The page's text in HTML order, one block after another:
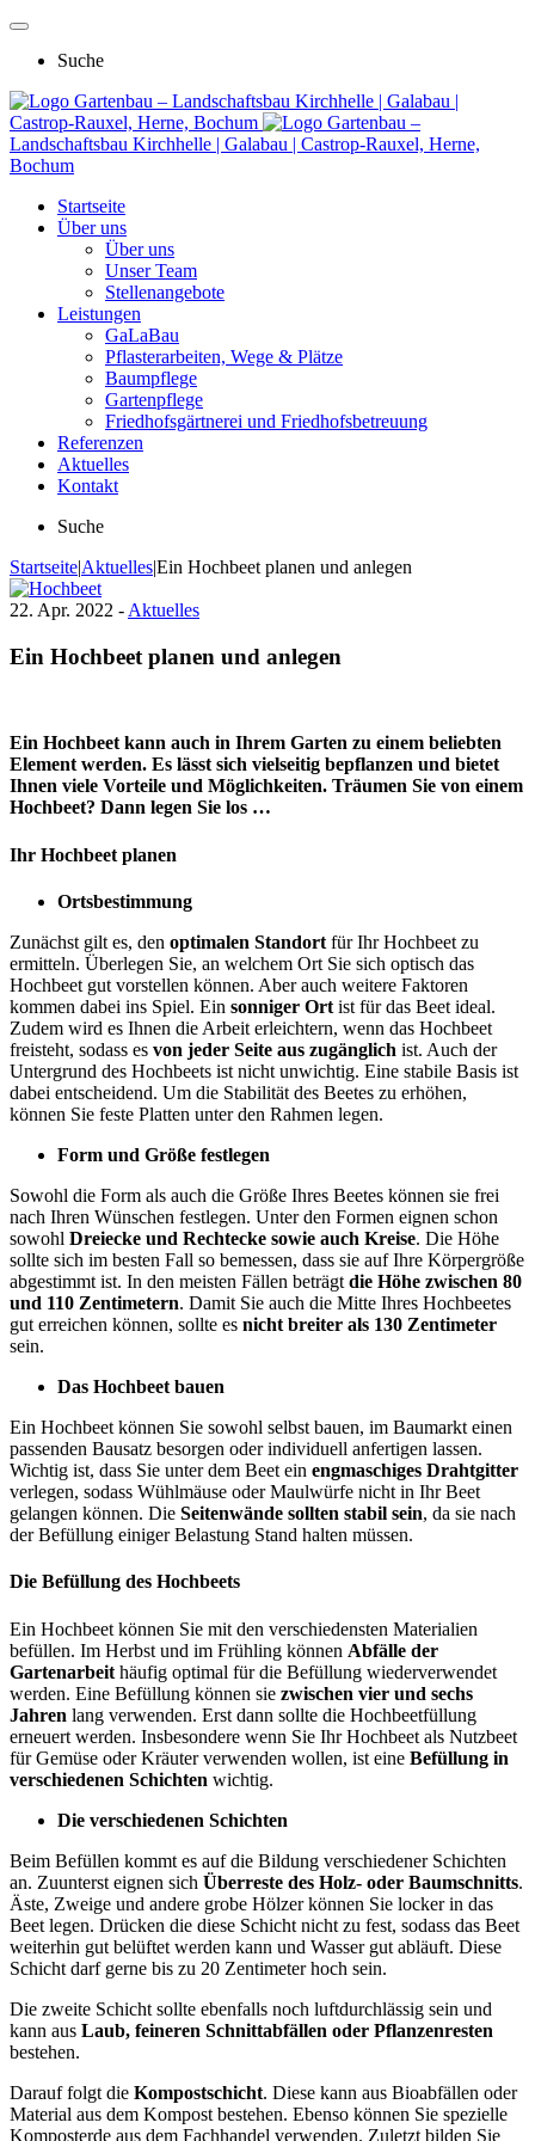
Suche
Gartenbau – Landschaftsbau Kirchhelle | Galabau |
Castrop-Rauxel, Herne, Bochum
Gartenbau –
Landschaftsbau Kirchhelle | Galabau | Castrop-Rauxel, Herne,
Bochum
Startseite
Über uns
Über uns
Unser Team
Stellenangebote
Leistungen
GaLaBau
Pflasterarbeiten, Wege & Plätze
Baumpflege
Gartenpflege
Friedhofsgärtnerei und Friedhofsbetreuung
Referenzen
Aktuelles
Kontakt
Suche
Startseite|Aktuelles|Ein Hochbeet planen und anlegen
22. Apr. 2022 - Aktuelles
Ein Hochbeet planen und anlegen
Ein Hochbeet kann auch in Ihrem Garten zu einem beliebten
Element werden. Es lässt sich vielseitig bepflanzen und bietet
Ihnen viele Vorteile und Möglichkeiten. Träumen Sie von einem
Hochbeet? Dann legen Sie los …
Ihr Hochbeet planen
Ortsbestimmung
Zunächst gilt es, den optimalen Standort für Ihr Hochbeet zu
ermitteln. Überlegen Sie, an welchem Ort Sie sich optisch das
Hochbeet gut vorstellen können. Aber auch weitere Faktoren
kommen dabei ins Spiel. Ein sonniger Ort ist für das Beet ideal.
Zudem wird es Ihnen die Arbeit erleichtern, wenn das Hochbeet
freisteht, sodass es von jeder Seite aus zugänglich ist. Auch der
Untergrund des Hochbeets ist nicht unwichtig. Eine stabile Basis ist
dabei entscheidend. Um die Stabilität des Beetes zu erhöhen,
können Sie feste Platten unter den Rahmen legen.
Form und Größe festlegen
Sowohl die Form als auch die Größe Ihres Beetes können sie frei
nach Ihren Wünschen festlegen. Unter den Formen eignen schon
sowohl Dreiecke und Rechtecke sowie auch Kreise. Die Höhe
sollte sich im besten Fall so bemessen, dass sie auf Ihre Körpergröße
abgestimmt ist. In den meisten Fällen beträgt die Höhe zwischen 80
und 110 Zentimetern. Damit Sie auch die Mitte Ihres Hochbeetes
gut erreichen können, sollte es nicht breiter als 130 Zentimeter
sein.
Das Hochbeet bauen
Ein Hochbeet können Sie sowohl selbst bauen, im Baumarkt einen
passenden Bausatz besorgen oder individuell anfertigen lassen.
Wichtig ist, dass Sie unter dem Beet ein engmaschiges Drahtgitter
verlegen, sodass Wühlmäuse oder Maulwürfe nicht in Ihr Beet
gelangen können. Die Seitenwände sollten stabil sein, da sie nach
der Befüllung einiger Belastung Stand halten müssen.
Die Befüllung des Hochbeets
Ein Hochbeet können Sie mit den verschiedensten Materialien
befüllen. Im Herbst und im Frühling können Abfälle der
Gartenarbeit häufig optimal für die Befüllung wiederverwendet
werden. Eine Befüllung können sie zwischen vier und sechs
Jahren lang verwenden. Erst dann sollte die Hochbeetfüllung
erneuert werden. Insbesondere wenn Sie Ihr Hochbeet als Nutzbeet
für Gemüse oder Kräuter verwenden wollen, ist eine Befüllung in
verschiedenen Schichten wichtig.
Die verschiedenen Schichten
Beim Befüllen kommt es auf die Bildung verschiedener Schichten
an. Zuunterst eignen sich Überreste des Holz- oder Baumschnitts.
Äste, Zweige und andere grobe Hölzer können Sie locker in das
Beet legen. Drücken die diese Schicht nicht zu fest, sodass das Beet
weiterhin gut belüftet werden kann und Wasser gut abläuft. Diese
Schicht darf gerne bis zu 20 Zentimeter hoch sein.
Die zweite Schicht sollte ebenfalls noch luftdurchlässig sein und
kann aus Laub, feineren Schnittabfällen oder Pflanzenresten
bestehen.
Darauf folgt die Kompostschicht. Diese kann aus Bioabfällen oder
Material aus dem Kompost bestehen. Ebenso können Sie spezielle
Komposterde aus dem Fachhandel verwenden. Zuletzt bilden Sie